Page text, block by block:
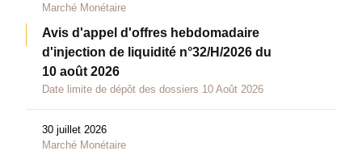
Marché Monétaire
Avis d'appel d'offres hebdomadaire
d'injection de liquidité n°32/H/2026 du
10 août 2026
Date limite de dépôt des dossiers 10 Août 2026
30 juillet 2026
Marché Monétaire